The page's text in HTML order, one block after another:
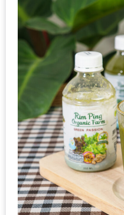
ไม่
อั้น
ยั้ง
หมู
กระทะ
&
ทะเล
เผา
เชียงใหม่
งบ